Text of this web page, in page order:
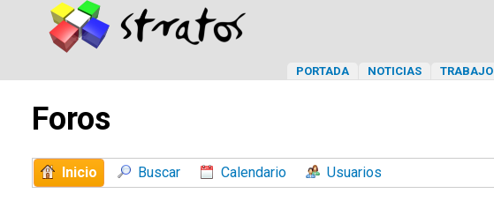
PORTADA NOTICIAS TRABAJO
Foros
Inicio Buscar Calendario Usuarios